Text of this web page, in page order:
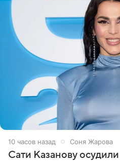
10 часов назад Соня Жарова
Сати Казанову